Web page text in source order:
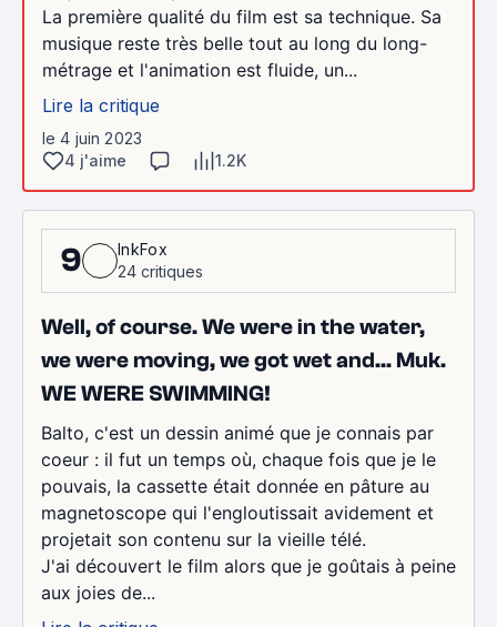
La première qualité du film est sa technique. Sa
musique reste très belle tout au long du long-
métrage et l'animation est fluide, un...
Lire la critique
le 4 juin 2023
4 j'aime
1.2K
9
InkFox
24 critiques
Well, of course. We were in the water,
we were moving, we got wet and... Muk.
WE WERE SWIMMING!
Balto, c'est un dessin animé que je connais par
coeur : il fut un temps où, chaque fois que je le
pouvais, la cassette était donnée en pâture au
magnetoscope qui l'engloutissait avidement et
projetait son contenu sur la vieille télé.
J'ai découvert le film alors que je goûtais à peine
aux joies de...